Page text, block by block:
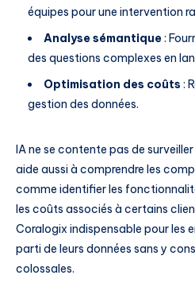
équipes pour une intervention
Analyse sémantique:
des questions complexes en
Optimisation des coûts :
gestion des données.
IA ne se contente pas de
aide aussi à comprendre les
comme identifier les
les coûts associés à certains
Coralogix indispensable pour les
parti de leurs données sans y
colossales.